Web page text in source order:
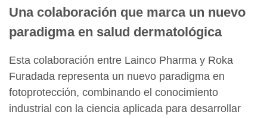
Una colaboración que marca un nuevo
paradigma en salud dermatológica
Esta colaboración entre Lainco Pharma y Roka
Furadada representa un nuevo paradigma en
fotoprotección, combinando el conocimiento
industrial con la ciencia aplicada para desarrollar